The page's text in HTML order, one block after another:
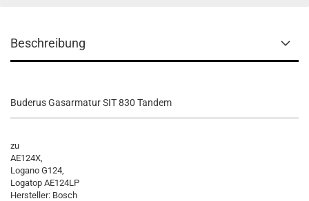
Beschreibung
Buderus Gasarmatur SIT 830 Tandem
zu
AE124X,
Logano G124,
Logatop AE124LP
Hersteller: Bosch